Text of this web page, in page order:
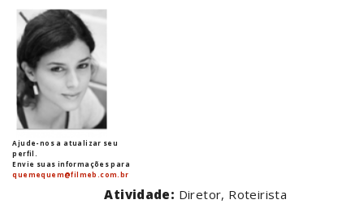
Ajude-nos a atualizar seu
perfil.
Envie suas informações para
quemequem@filmeb.com.br
Atividade: Diretor, Roteirista